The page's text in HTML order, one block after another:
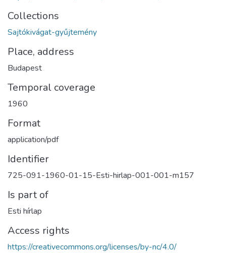
Collections
Sajtókivágat-gyűjtemény
Place, address
Budapest
Temporal coverage
1960
Format
application/pdf
Identifier
725-091-1960-01-15-Esti-hirlap-001-001-m157
Is part of
Esti hírlap
Access rights
https://creativecommons.org/licenses/by-nc/4.0/